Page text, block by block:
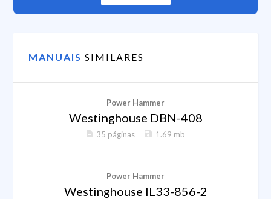
MANUAIS SIMILARES
Power Hammer
Westinghouse DBN-408
35 páginas 1.69 mb
Power Hammer
Westinghouse IL33-856-2